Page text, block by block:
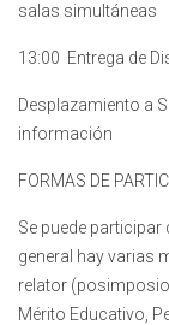
salas simultáneas
13:00 Entrega de
Desplazamiento a
información
FORMAS DE
Se puede participar
general hay varias
relator
Mérito Educativo,